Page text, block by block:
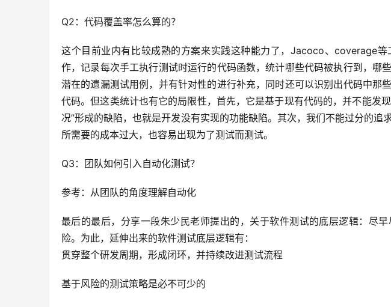
Q2：代码覆盖率怎么算的？
这个目前业内有比较成熟的方案来实践这种能力了，Jacoco、coverage
作，记录每次手工执行测试时运行的代码函数，统计哪些代码被执行到，哪
潜在的遗漏测试用例，并有针对性的进行补充，同时还可以识别出代码中那
代码。但这类统计也有它的局限性，首先，它是基于现有代码的，并不能发
况”形成的缺陷，也就是开发没有实现的功能缺陷。其次，我们不能过分的追
所需要的成本过大，也容易出现为了测试而测试。
Q3：团队如何引入自动化测试？
参考：从团队的角度理解自动化
最后的最后，分享一段朱少民老师提出的，关于软件测试的底层逻辑：尽
险。为此，延伸出来的软件测试底层逻辑有：
贯穿整个研发周期，形成闭环，并持续改进测试流程
基于风险的测试策略是必不可少的